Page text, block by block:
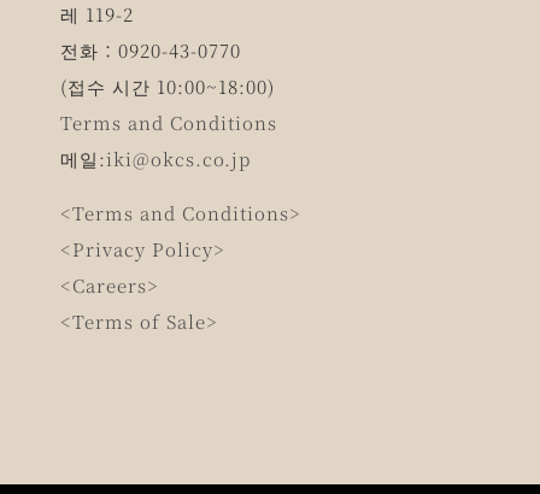
레 119-2
전화：0920-43-0770
(접수 시간 10:00~18:00)
Terms and Conditions
메일:iki@okcs.co.jp
<Terms and Conditions>
<Privacy Policy>
<Careers>
<Terms of Sale>